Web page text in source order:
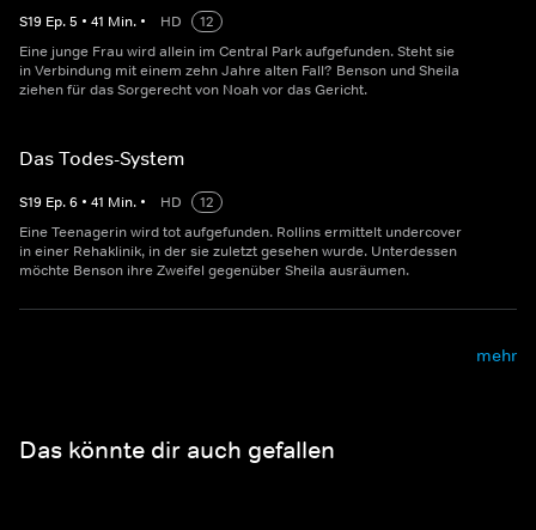
S19 Ep.5 • 41 Min. • HD
12
Eine junge Frau wird allein im Central Park aufgefunden. Steht sie
in Verbindung mit einem zehn Jahre alten Fall? Benson und Sheila
ziehen für das Sorgerecht von Noah vor das Gericht.
Das Todes-System
S19 Ep.6 • 41 Min. • HD
12
Eine Teenagerin wird tot aufgefunden. Rollins ermittelt undercover
in einer Rehaklinik, in der sie zuletzt gesehen wurde. Unterdessen
möchte Benson ihre Zweifel gegenüber Sheila ausräumen.
mehr
Das könnte dir auch gefallen